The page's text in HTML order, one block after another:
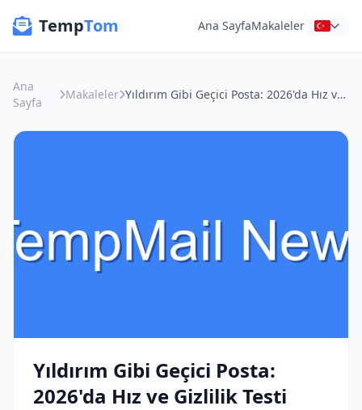
TempTom Ana SayfaMakaleler
Ana
Sayfa
Makaleler Yıldırım Gibi Geçici Posta: 2026'da Hız ve Gizlilik Testi
Yıldırım Gibi Geçici Posta:
2026'da Hız ve Gizlilik Testi